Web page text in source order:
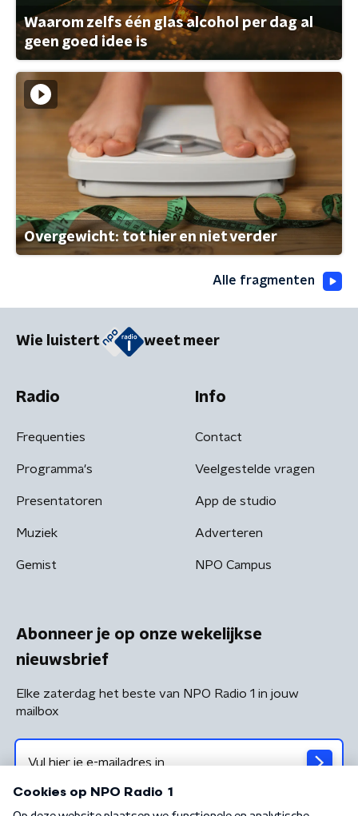
Waarom zelfs één glas alcohol per dag al
geen goed idee is
Overgewicht: tot hier en niet verder
Alle fragmenten
Wie luistert weet meer
Radio
Frequenties
Programma's
Presentatoren
Muziek
Gemist
Info
Contact
Veelgestelde vragen
App de studio
Adverteren
NPO Campus
Abonneer je op onze wekelijkse
nieuwsbrief
Elke zaterdag het beste van NPO Radio 1 in jouw
mailbox